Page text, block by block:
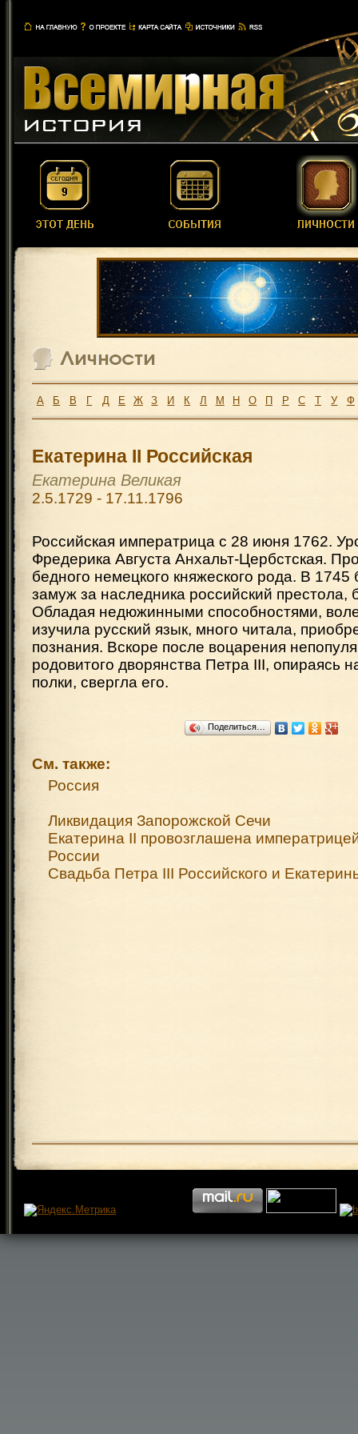
А Б В Г Д Е Ж З И К Л М Н О П Р С Т У Ф
Екатерина II Российская
Екатерина Великая
2.5.1729 - 17.11.1796
Российская императрица с 28 июня 1762.
Фредерика Августа Анхальт-Цербстская.
бедного немецкого княжеского рода. В
замуж за наследника российский престола,
Обладая недюжинными способностями,
изучила русский язык, много читала,
познания. Вскоре после воцарения
родовитого дворянства Петра III, опираясь
полки, свергла его.
Поделиться…
См. также:
Россия
Ликвидация Запорожской Сечи
Екатерина II провозглашена
России
Свадьба Петра III Российского и